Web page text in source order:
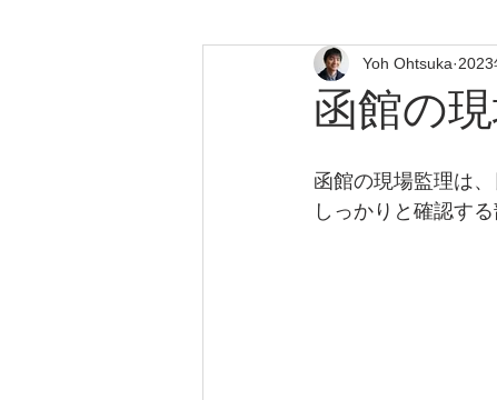
月が丘の家 Ｋ－Ｈouse
函館の
Yoh Ohtsuka 2023
函館の現場監理は
しっかりと確認す